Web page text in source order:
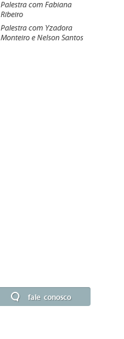
Palestra com Fabiana
Ribeiro
Palestra com Yzadora
Monteiro e Nelson Santos
fale conosco